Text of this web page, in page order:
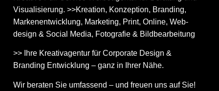
Visualisierung. >>Kreation, Konzeption, Branding,
Markenentwicklung, Marketing, Print, Online, Web­
design & Social Media, Fotografie & Bildbear­bei­tung
>> Ihre Kreativagentur für Corporate Design &
Branding Entwicklung – ganz in Ihrer Nähe.
Wir beraten Sie umfassend – und freuen uns auf Sie!